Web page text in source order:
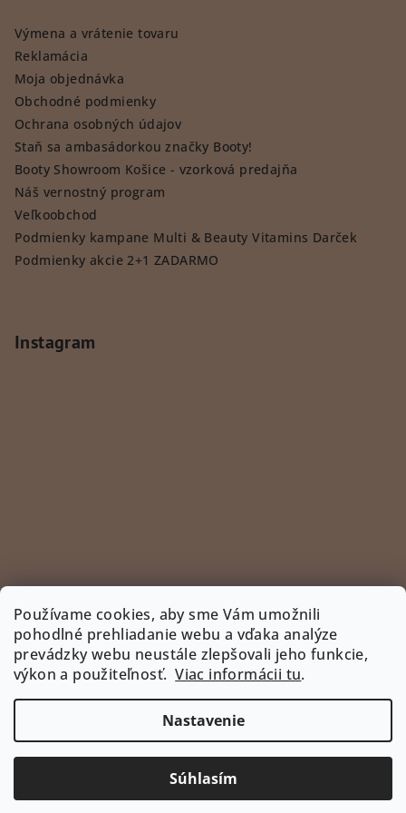
Používame cookies, aby sme Vám umožnili
pohodlné prehliadanie webu a vďaka analýze
prevádzky webu neustále zlepšovali jeho funkcie,
výkon a použiteľnosť.Viac informácii tu.
Nastavenie
Súhlasím
Výmena a vrátenie tovaru
Reklamácia
Moja objednávka
Obchodné podmienky
Ochrana osobných údajov
Staň sa ambasádorkou značky Booty!
Booty Showroom Košice - vzorková predajňa
Náš vernostný program
Veľkoobchod
Podmienky kampane Multi & Beauty Vitamins Darček
Podmienky akcie 2+1 ZADARMO
Instagram
Sledovať na Instagrame
INSTAGRAM
Vytvoril Shoptet